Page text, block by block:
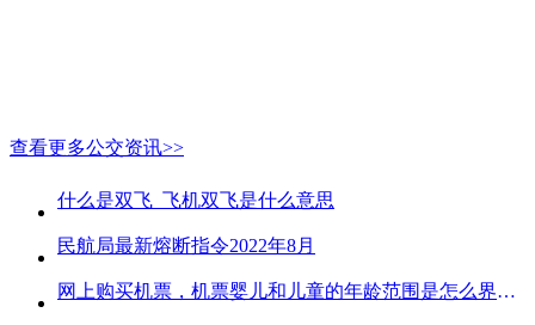
查看更多公交资讯>>
什么是双飞_飞机双飞是什么意思
民航局最新熔断指令2022年8月
网上购买机票，机票婴儿和儿童的年龄范围是怎么界定的？